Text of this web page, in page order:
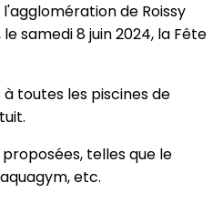
de Roissy
samedi 8 juin 2024, la Fête
toutes les piscines de
telles que le
etc.